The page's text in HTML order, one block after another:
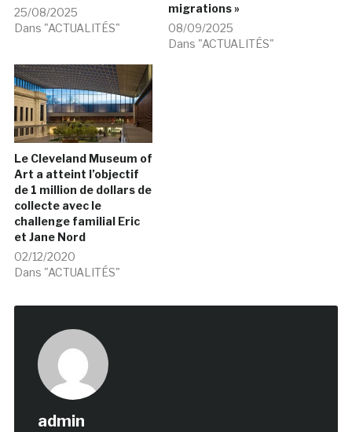
25/08/2025
Dans "ACTUALITÉS"
migrations »
08/09/2025
Dans "ACTUALITÉS"
Le Cleveland Museum of
Art a atteint l’objectif
de 1 million de dollars de
collecte avec le
challenge familial Eric
et Jane Nord
02/12/2020
Dans "ACTUALITÉS"
admin